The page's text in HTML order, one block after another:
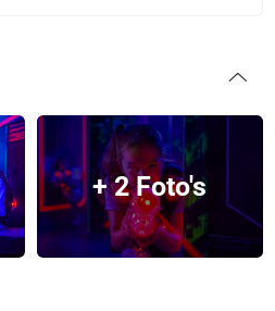
+ 2 Foto's